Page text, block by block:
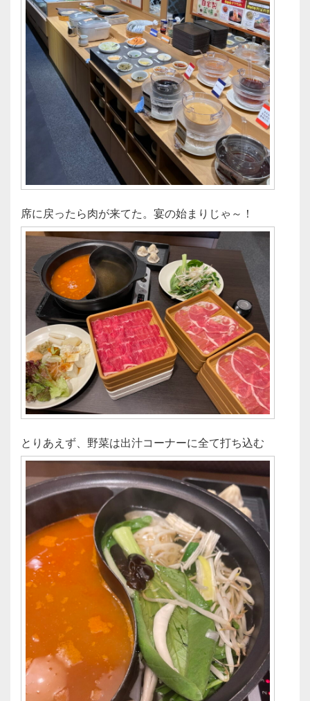
席に戻ったら肉が来てた。宴の始まりじゃ～！
とりあえず、野菜は出汁コーナーに全て打ち込む